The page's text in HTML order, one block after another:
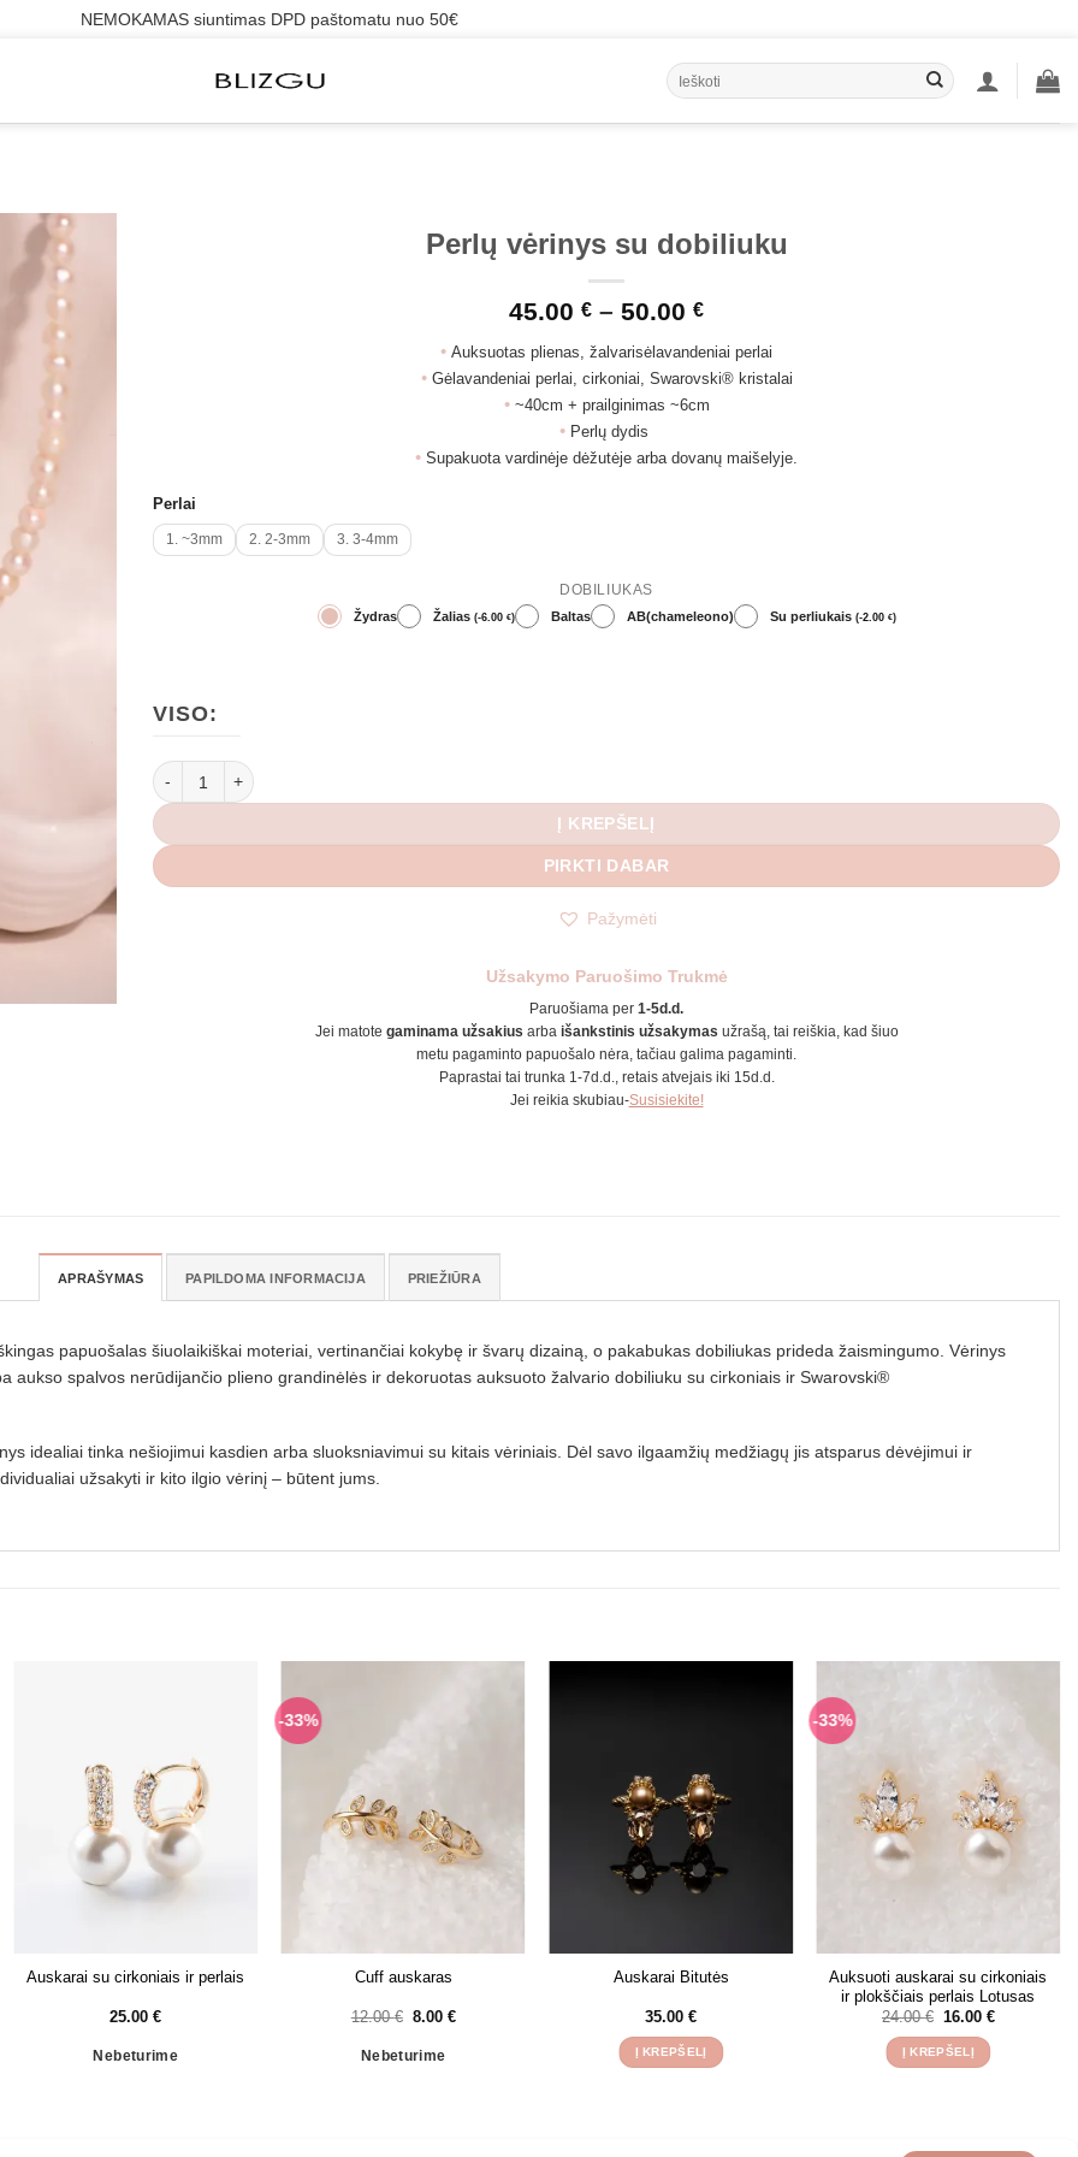
NEMOKAMAS siuntimas DPD paštomatu nuo 50€
Ieškoti:
Perlų vėrinys su dobiliuku
45.00 € – 50.00 €Price
45.00 €
through
50.00 €
• Auksuotas plienas, žalvarisėlavandeniai perlai
• Gėlavandeniai perlai, cirkoniai, Swarovski® kristalai
• ~40cm + prailginimas ~6cm
• Perlų dydis
• Supakuota vardinėje dėžutėje arba dovanų maišelyje.
Perlai
1. ~3mm 2. 2-3mm 3. 3-4mm
DOBILIUKAS
Žydras Žalias (-6.00 €) Baltas AB(chameleono) Su perliukais (-2.00 €)
VISO:
produkto kiekis: Perlų vėrinys su dobiliuku
Į KREPŠELĮ
PIRKTI DABAR
Pažymėti
Užsakymo Paruošimo Trukmė
Paruošiama per 1-5d.d.
Jei matote gaminama užsakius arba išankstinis užsakymas užrašą, tai reiškia, kad šiuo
metu pagaminto papuošalo nėra, tačiau galima pagaminti.
Paprastai tai trunka 1-7d.d., retais atvejais iki 15d.d.
Jei reikia skubiau-Susisiekite!
APRAŠYMAS PAPILDOMA INFORMACIJA PRIEŽIŪRA
papuošalas šiuolaikiškai moteriai, vertinančiai kokybę ir švarų dizainą, o pakabukas dobiliukas prideda žaismingumo. Vėrinys
aukso spalvos nerūdijančio plieno grandinėlės ir dekoruotas auksuoto žalvario dobiliuku su cirkoniais ir Swarovski®
idealiai tinka nešiojimui kasdien arba sluoksniavimui su kitais vėriniais. Dėl savo ilgaamžių medžiagų jis atsparus dėvėjimui ir
užsakyti ir kito ilgio vėrinį – būtent jums.
Auskarai su cirkoniais ir perlais
25.00€
Nebeturime
-33%
Cuff auskaras
12.00€ Original
12.00 €.
8.00 €Current
Nebeturime
Auskarai Bitutės
35.00€
Į KREPŠELĮ
-33%
Auksuoti auskarai su cirkoniais
ir plokščiais perlais Lotusas
24.00€ Original
was:
24.00 €.
16.00 €Current
Į KREPŠELĮ